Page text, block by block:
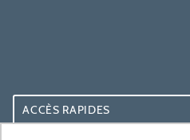
ACCÈS RAPIDES